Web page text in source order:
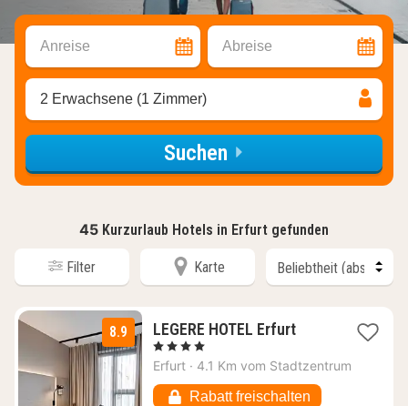
Anreise Abreise
2 Erwachsene (1 Zimmer)
Suchen
45 Kurzurlaub Hotels in Erfurt gefunden
Filter Karte
8.9 LEGERE HOTEL Erfurt1
ab
€
, 4 Sterne
Erfurt · 4.1 Km vom Stadtzentrum
Rabatt freischalten